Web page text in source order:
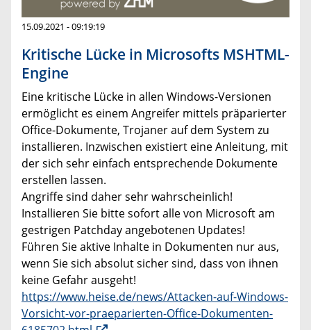
15.09.2021 - 09:19:19
Kritische Lücke in Microsofts MSHTML-
Engine
Eine kritische Lücke in allen Windows-Versionen
ermöglicht es einem Angreifer mittels präparierter
Office-Dokumente, Trojaner auf dem System zu
installieren. Inzwischen existiert eine Anleitung, mit
der sich sehr einfach entsprechende Dokumente
erstellen lassen.
Angriffe sind daher sehr wahrscheinlich!
Installieren Sie bitte sofort alle von Microsoft am
gestrigen Patchday angebotenen Updates!
Führen Sie aktive Inhalte in Dokumenten nur aus,
wenn Sie sich absolut sicher sind, dass von ihnen
keine Gefahr ausgeht!
https://www.heise.de/news/Attacken-auf-Windows-
Vorsicht-vor-praeparierten-Office-Dokumenten-